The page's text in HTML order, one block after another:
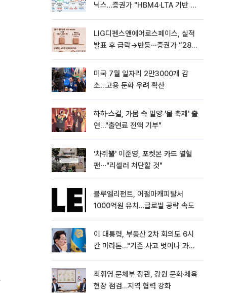
닉스…증권가 "HBM4·LTA 기반 펀
LIG디펜스앤에어로스페이스, 실적
발표 후 급락→반등⋯증권가 “28년
미국 7월 일자리 2만3000개 감
소…고용 둔화 우려 확산
하하·스컬, 가뭄 속 밀양 '물 축제' 출
연…"출연료 전액 기부"
'차쥐뿔' 이준영, 포켓몬 카드 열혈
팬⋯"리셀러 처단할 것"
블루엘리펀트, 어펄마캐피탈서
1000억원 유치…글로벌 공략 속도
이 대통령, 부동산 2차 회의도 6시
간 마라톤…"기존 사고 벗어나 과감
최휘영 문체부 장관, 강원 문화·체육
현장 점검…지역 협력 강화